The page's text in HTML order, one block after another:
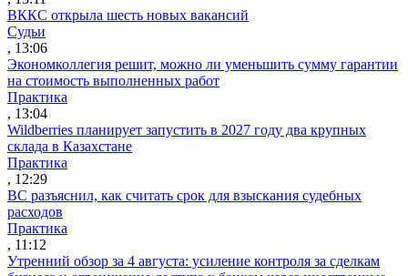
ВККС открыла шесть новых вакансий
Судьи
, 13:06
Экономколлегия решит, можно ли уменьшить сумму гарантии
на стоимость выполненных работ
Практика
, 13:04
Wildberries планирует запустить в 2027 году два крупных
склада в Казахстане
Практика
, 12:29
ВС разъяснил, как считать срок для взыскания судебных
расходов
Практика
, 11:12
Утренний обзор за 4 августа: усиление контроля за сделкам